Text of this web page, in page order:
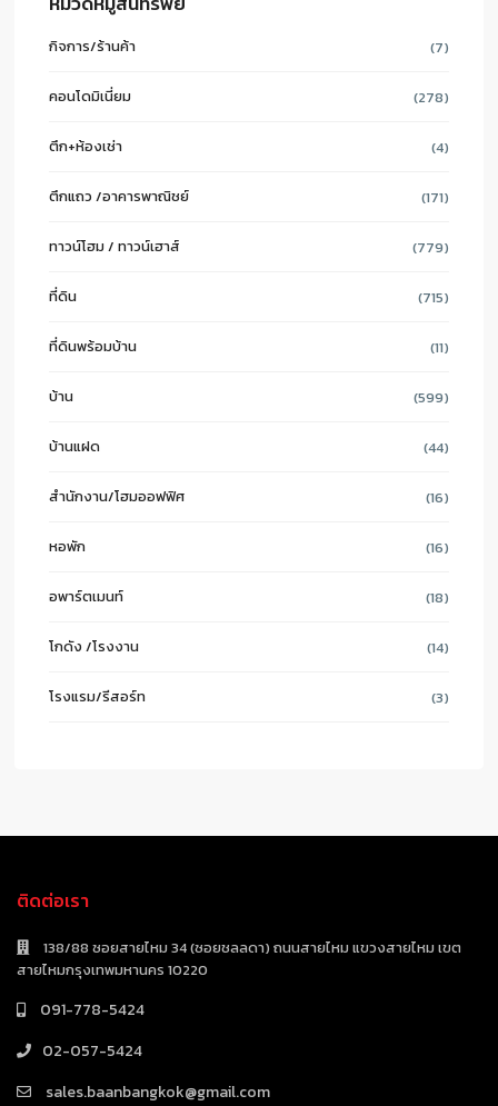
กิจการ/ร้านค้า (7)
คอนโดมิเนี่ยม (278)
ตึก+ห้องเช่า (4)
ตึกแถว /อาคารพาณิชย์ (171)
ทาวน์โฮม / ทาวน์เฮาส์ (779)
ที่ดิน (715)
ที่ดินพร้อมบ้าน (11)
บ้าน (599)
บ้านแฝด (44)
สำนักงาน/โฮมออฟฟิศ (16)
หอพัก (16)
อพาร์ตเมนท์ (18)
โกดัง /โรงงาน (14)
โรงแรม/รีสอร์ท (3)
ติดต่อเรา
138/88 ซอยสายไหม 34 (ซอยชลลดา) ถนนสายไหม แขวงสายไหม เขต
สายไหมกรุงเทพมหานคร 10220
091-778-5424
02-057-5424
sales.baanbangkok@gmail.com